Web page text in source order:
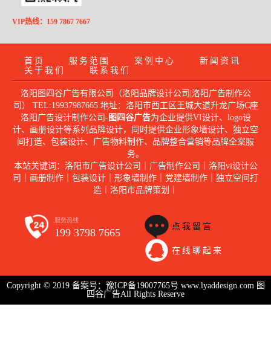
VIP热线：159 7867 7667
首页 服务范围 案例中心
新闻资讯
关于我们
联系我们
洛阳图四谷广告有限公司（洛阳品牌设计公司|洛阳广告制作公
司） TEL:19937987665 地址：洛阳市西工区王城大道升龙广场C座
洛阳广告设计制作公司-图四谷广告为企业提供VI设计、logo设
计、画册设计等系列品牌设计，同时提供企业形象墙设计、独立空
间打造、包装设计、广告物料制作、品牌整合营销等品牌全案服
务。
本站关键词：洛阳市广告设计公司｜广告制作公司｜洛阳vi设计公
司｜画册制作｜包装设计｜形象墙制作｜党建墙制作｜独立空间打
造｜洛阳市品牌策划｜
服务热线
199 3798 7665
点我留言
在线聊起来
Copyright © 2019 备案号： 豫ICP备19007765号 www.lyaddesign.com 图
四谷广告All Rights Reserve